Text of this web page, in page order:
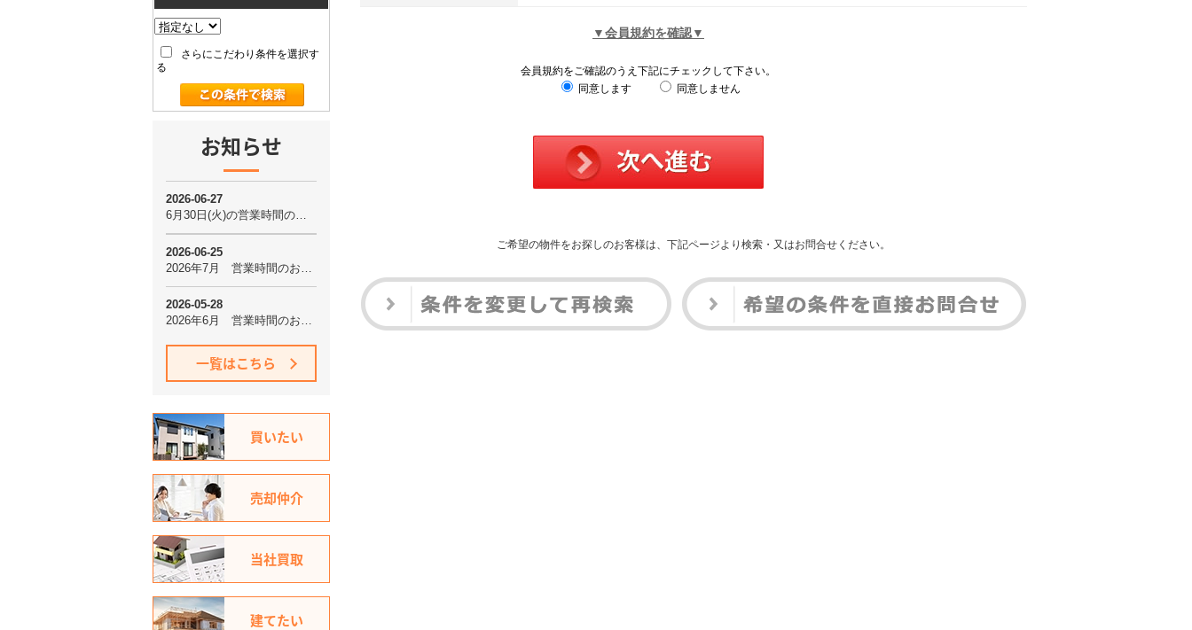
▼会員規約を確認▼
会員規約をご確認のうえ下記にチェックして下さい。
同意します
同意しません
ご希望の物件をお探しのお客様は、下記ページより検索・又はお問合せください。
さらにこだわり条件を選択す
る
お知らせ
一覧はこちら
買いたい
売却仲介
当社買取
建てたい